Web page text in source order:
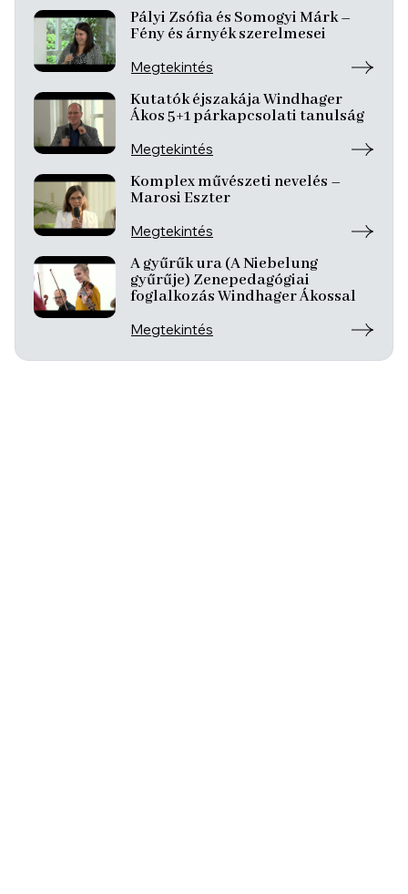
Pályi Zsófia és Somogyi Márk –
Fény és árnyék szerelmesei
Megtekintés
Kutatók éjszakája Windhager
Ákos 5+1 párkapcsolati tanulság
Megtekintés
Komplex művészeti nevelés –
Marosi Eszter
Megtekintés
A gyűrűk ura (A Niebelung
gyűrűje) Zenepedagógiai
foglalkozás Windhager Ákossal
Megtekintés